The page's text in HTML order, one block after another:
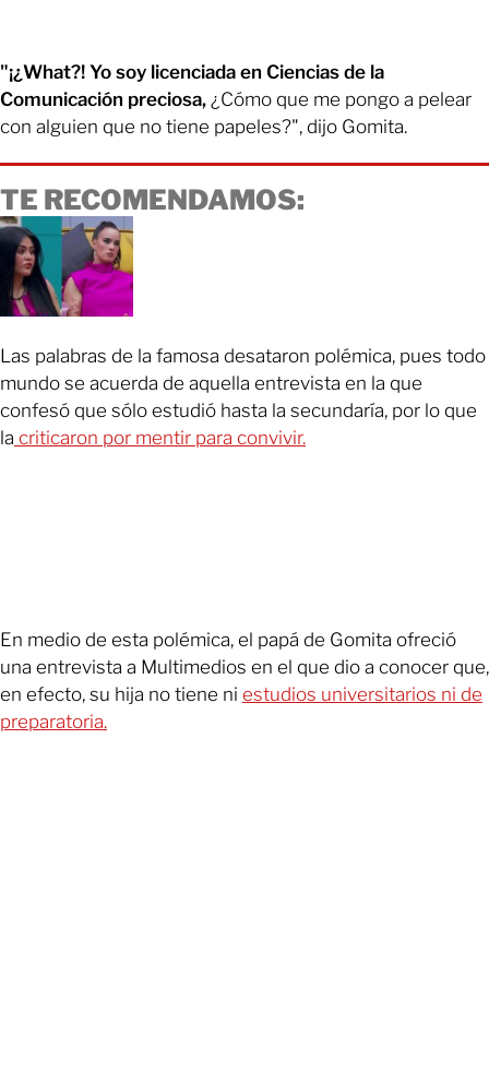
"¡¿What?! Yo soy licenciada en Ciencias de la
Comunicación preciosa, ¿Cómo que me pongo a pelear
con alguien que no tiene papeles?", dijo Gomita.
TE RECOMENDAMOS:
Las palabras de la famosa desataron polémica, pues todo
mundo se acuerda de aquella entrevista en la que
confesó que sólo estudió hasta la secundaría, por lo que
la criticaron por mentir para convivir.
En medio de esta polémica, el papá de Gomita ofreció
una entrevista a Multimedios en el que dio a conocer que,
en efecto, su hija no tiene ni estudios universitarios ni de
preparatoria.